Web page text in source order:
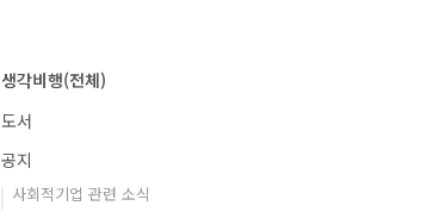
생각비행(전체)
도서
공지
사회적기업 관련 소식